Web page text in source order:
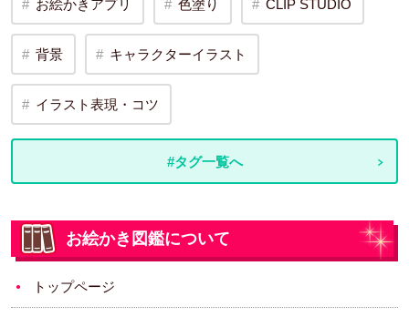
お絵かきアプリ 色塗り CLIP STUDIO
背景 キャラクターイラスト
イラスト表現・コツ
#タグ一覧へ
お絵かき図鑑について
トップページ